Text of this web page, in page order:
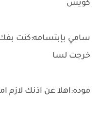
كويس
سامي بإبتسامه:كنت
خرجت لسا
موده:اهلا عن اذنك